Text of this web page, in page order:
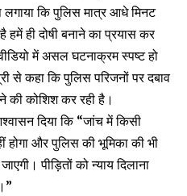
लगाया कि पुलिस मात्र आधे मिनट
हमें ही दोषी बनाने का प्रयास कर
में असल घटनाक्रम स्पष्ट हो
से कहा कि पुलिस परिजनों पर दबाव
की कोशिश कर रही है।
दिया कि “जांच में किसी
होगा और पुलिस की भूमिका की भी
पीड़ितों को न्याय दिलाना